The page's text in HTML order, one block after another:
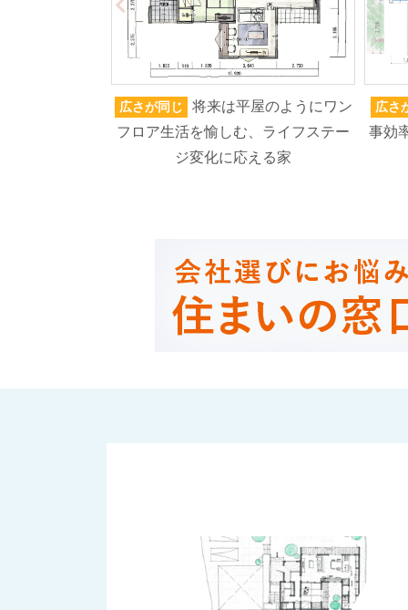
広さが同じ
将来は平屋のようにワン
フロア生活を愉しむ、ライフステー
ジ変化に応える家
広さ
事効